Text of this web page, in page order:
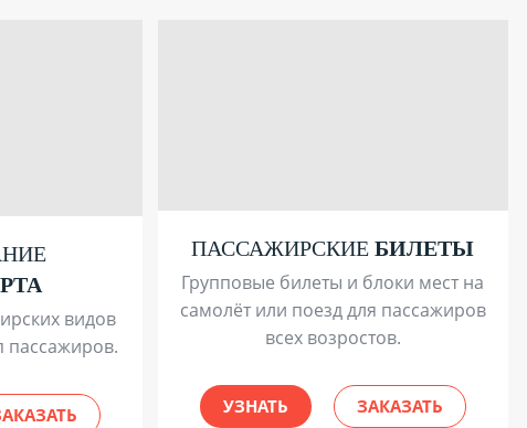
видов
пассажиров.
ПАССАЖИРСКИЕБИЛЕТЫ
Групповые билеты и блоки мест на
самолёт или поезд для пассажиров
всех возростов.
УЗНАТЬ ЗАКАЗАТЬ